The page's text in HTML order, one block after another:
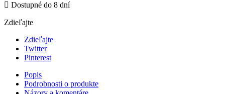
 Dostupné do 8 dní
Zdieľajte
Zdieľajte
Twitter
Pinterest
Popis
Podrobnosti o produkte